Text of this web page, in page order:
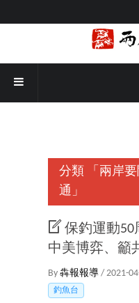
分類 「兩岸要
通」
保釣運動50
中美博弈、籲
By 犇報報導 / 2021-
釣魚台